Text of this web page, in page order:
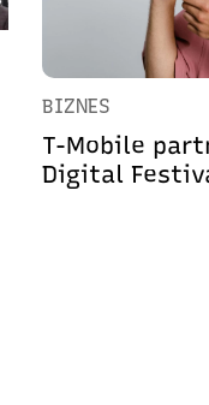
BIZNES
T-Mobile
Digital